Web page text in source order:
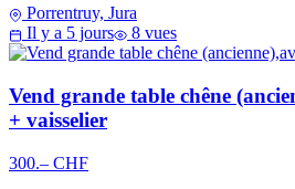
Porrentruy, Jura
Il y a 5 jours
8 vues
Vend grande table chêne
+ vaisselier
300.– CHF